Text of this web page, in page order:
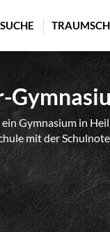
Gymnasium in
mit der